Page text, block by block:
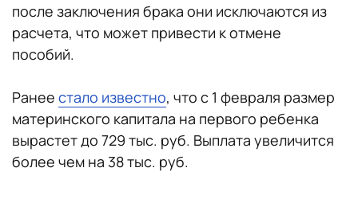
после заключения брака они исключаются из
расчета, что может привести к отмене
пособий.
Ранее стало известно, что с 1 февраля размер
материнского капитала на первого ребенка
вырастет до 729 тыс. руб. Выплата увеличится
более чем на 38 тыс. руб.